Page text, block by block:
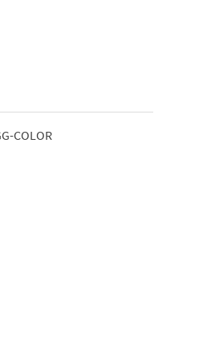
COLOR